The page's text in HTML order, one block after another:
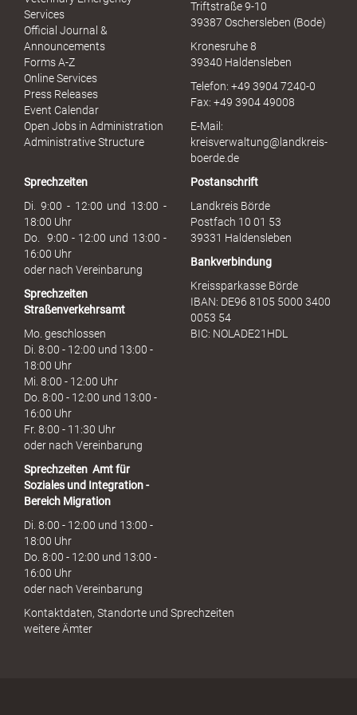
u
h
Services
Official Journal &
Announcements
Forms A-Z
Online Services
Press Releases
Event Calendar
Open Jobs in Administration
Administrative Structure
Triftstraße 9-10
39387 Oschersleben (Bode)
Kronesruhe 8
39340 Haldensleben
Telefon: +49 3904 7240-0
Fax: +49 3904 49008
E-Mail:
kreisverwaltung@landkreis-
boerde.de
Sprechzeiten
Di. 9:00 - 12:00 und 13:00 -
18:00 Uhr
Do. 9:00 - 12:00 und 13:00 -
16:00 Uhr
oder nach Vereinbarung
Sprechzeiten
Straßenverkehrsamt
Mo. geschlossen
Di. 8:00 - 12:00 und 13:00 -
18:00 Uhr
Mi. 8:00 - 12:00 Uhr
Do. 8:00 - 12:00 und 13:00 -
16:00 Uhr
Fr. 8:00 - 11:30 Uhr
oder nach Vereinbarung
Sprechzeiten Amt für
Soziales und Integration -
Bereich Migration
Di. 8:00 - 12:00 und 13:00 -
18:00 Uhr
Do. 8:00 - 12:00 und 13:00 -
16:00 Uhr
oder nach Vereinbarung
Postanschrift
Landkreis Börde
Postfach 10 01 53
39331 Haldensleben
Bankverbindung
Kreissparkasse Börde
IBAN: DE96 8105 5000 3400
0053 54
BIC: NOLADE21HDL
Kontaktdaten, Standorte und Sprechzeiten
weitere Ämter